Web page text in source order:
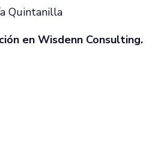
Quintanilla
en Wisdenn Consulting.